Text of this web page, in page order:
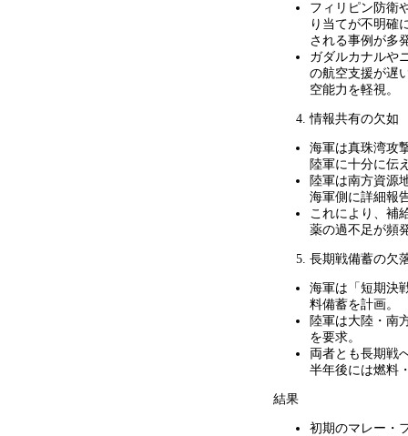
フィリピン防衛
り当てが不明確
される事例が多
ガダルカナルや
の航空支援が遅
空能力を軽視。
情報共有の欠如
海軍は真珠湾攻
陸軍に十分に伝
陸軍は南方資源
海軍側に詳細報
これにより、補
薬の過不足が頻
長期戦備蓄の欠
海軍は「短期決
料備蓄を計画。
陸軍は大陸・南
を要求。
両者とも長期戦
半年後には燃料
結果
初期のマレー・